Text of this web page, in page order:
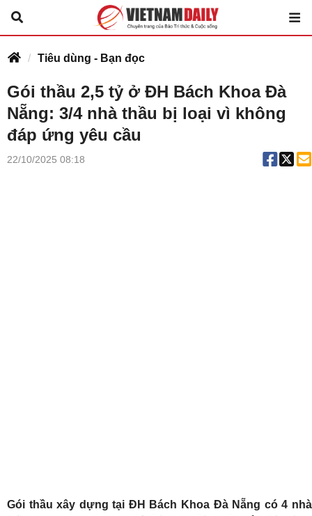
Tiêu dùng - Bạn đọc
Gói thầu 2,5 tỷ ở ĐH Bách Khoa Đà
Nẵng: 3/4 nhà thầu bị loại vì không
đáp ứng yêu cầu
22/10/2025 08:18
Gói thầu xây dựng tại ĐH Bách Khoa Đà Nẵng có 4 nhà